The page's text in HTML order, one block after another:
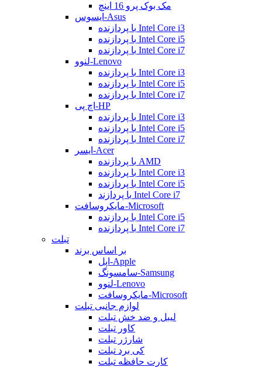
مک بوک پرو 16 اینچ
ایسوس-Asus
با پردازنده Intel Core i3
با پردازنده Intel Core i5
با پردازنده Intel Core i7
لنوو-Lenovo
با پردازنده Intel Core i3
با پردازنده Intel Core i5
با پردازنده Intel Core i7
اچ پی-HP
با پردازنده Intel Core i3
با پردازنده Intel Core i5
با پردازنده Intel Core i7
ایسر-Acer
با پردازنده AMD
با پردازنده Intel Core i3
با پردازنده Intel Core i5
با پردازند Intel Core i7
مایکروسافت-Microsoft
با پردازنده Intel Core i5
با پردازنده Intel Core i7
تبلت
بر اساس برند
اپل-Apple
سامسونگ-Samsung
لنوو-Lenovo
مایکروسافت-Microsoft
لوازم جانبی تبلت
لیبل و ضد خش تبلت
کاور تبلت
شارژر تبلت
کی برد تبلت
کارت حافظه تبلت